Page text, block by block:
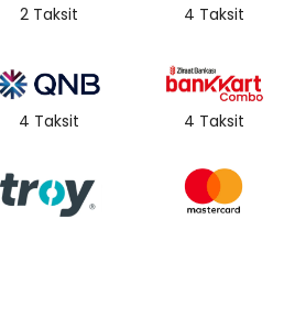
2 Taksit 4 Taksit
4 Taksit 4 Taksit